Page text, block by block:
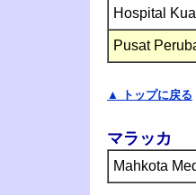
Hospital
Pusat
▲ トップに戻る
マラッカ
Mahkota